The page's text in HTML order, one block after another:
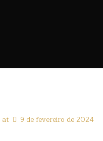
at 9 de fevereiro de 2024